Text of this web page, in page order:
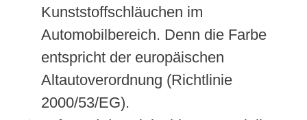
Kunststoffschläuchen im
Automobilbereich. Denn die Farbe
entspricht der europäischen
Altautoverordnung (Richtlinie
2000/53/EG).